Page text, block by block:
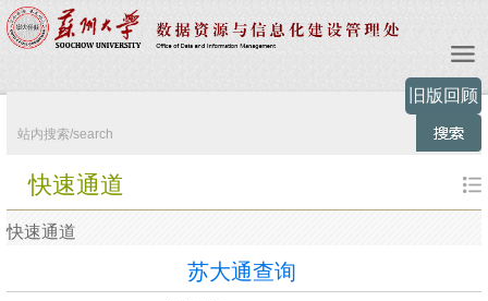
旧版回顾
快速通道
快速通道
苏大通查询